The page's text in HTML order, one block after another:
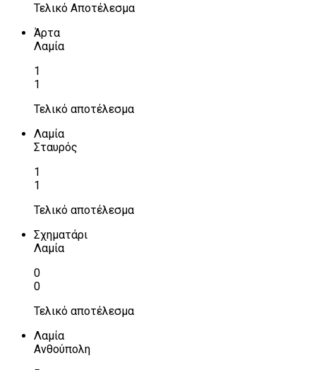
Τελικό Αποτέλεσμα
Άρτα
Λαμία
1
1
Τελικό αποτέλεσμα
Λαμία
Σταυρός
1
1
Τελικό αποτέλεσμα
Σχηματάρι
Λαμία
0
0
Τελικό αποτέλεσμα
Λαμία
Ανθούπολη